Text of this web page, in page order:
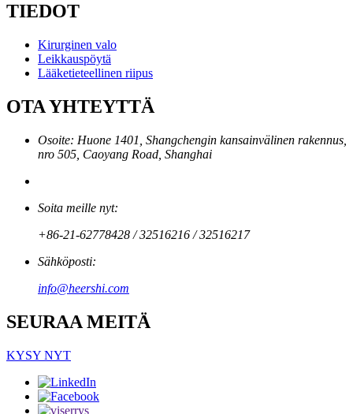
TIEDOT
Kirurginen valo
Leikkauspöytä
Lääketieteellinen riipus
OTA YHTEYTTÄ
Osoite: Huone 1401, Shangchengin kansainvälinen rakennus,
nro 505, Caoyang Road, Shanghai
Soita meille nyt:
+86-21-62778428 / 32516216 / 32516217
Sähköposti:
info@heershi.com
SEURAA MEITÄ
KYSY NYT